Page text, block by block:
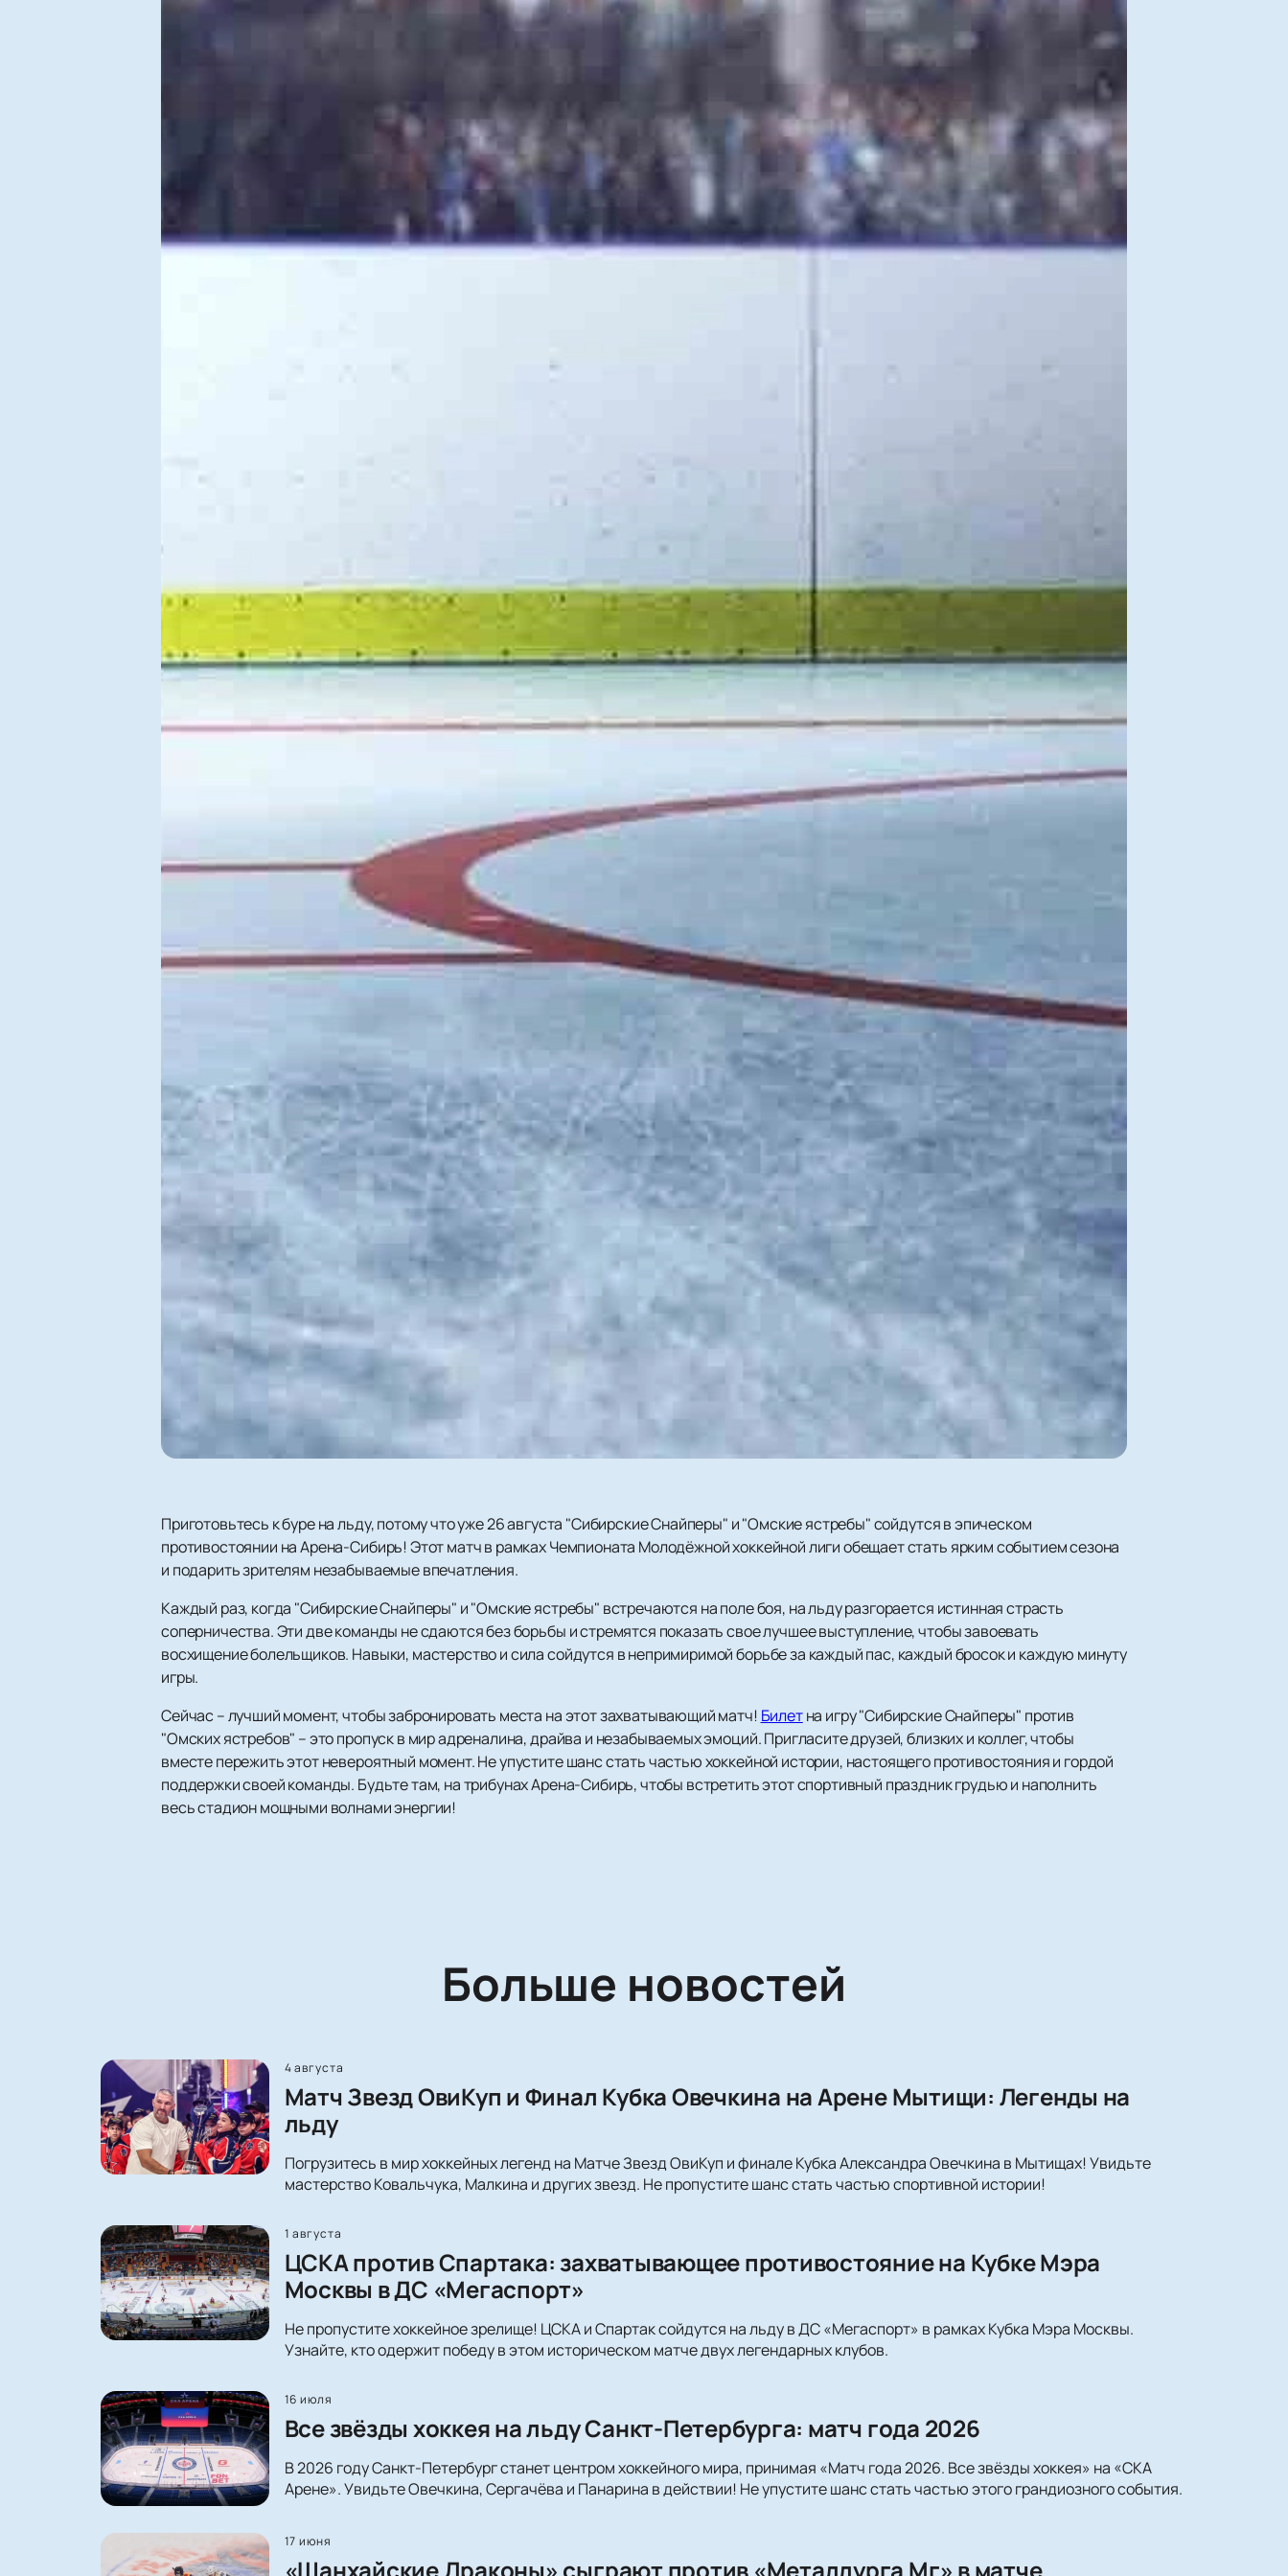
Приготовьтесь к буре на льду, потому что уже 26 августа "Сибирские Снайперы" и "Омские ястребы" сойдутся в эпическом
противостоянии на Арена-Сибирь! Этот матч в рамках Чемпионата Молодёжной хоккейной лиги обещает стать ярким событием сезона
и подарить зрителям незабываемые впечатления.
Каждый раз, когда "Сибирские Снайперы" и "Омские ястребы" встречаются на поле боя, на льду разгорается истинная страсть
соперничества. Эти две команды не сдаются без борьбы и стремятся показать свое лучшее выступление, чтобы завоевать
восхищение болельщиков. Навыки, мастерство и сила сойдутся в непримиримой борьбе за каждый пас, каждый бросок и каждую минуту
игры.
Сейчас – лучший момент, чтобы забронировать места на этот захватывающий матч! Билетна игру "Сибирские Снайперы" против
"Омских ястребов" – это пропуск в мир адреналина, драйва и незабываемых эмоций. Пригласите друзей, близких и коллег, чтобы
вместе пережить этот невероятный момент. Не упустите шанс стать частью хоккейной истории, настоящего противостояния и гордой
поддержки своей команды. Будьте там, на трибунах Арена-Сибирь, чтобы встретить этот спортивный праздник грудью и наполнить
весь стадион мощными волнами энергии!
Больше новостей
4 августа
Матч Звезд ОвиКуп и Финал Кубка Овечкина на Арене Мытищи: Легенды на
льду
Погрузитесь в мир хоккейных легенд на Матче Звезд ОвиКуп и финале Кубка Александра Овечкина в Мытищах! Увидьте
мастерство Ковальчука, Малкина и других звезд. Не пропустите шанс стать частью спортивной истории!
1 августа
ЦСКА против Спартака: захватывающее противостояние на Кубке Мэра
Москвы в ДС «Мегаспорт»
Не пропустите хоккейное зрелище! ЦСКА и Спартак сойдутся на льду в ДС «Мегаспорт» в рамках Кубка Мэра Москвы.
Узнайте, кто одержит победу в этом историческом матче двух легендарных клубов.
16 июля
Все звёзды хоккея на льду Санкт-Петербурга: матч года 2026
В 2026 году Санкт-Петербург станет центром хоккейного мира, принимая «Матч года 2026. Все звёзды хоккея» на «СКА
Арене». Увидьте Овечкина, Сергачёва и Панарина в действии! Не упустите шанс стать частью этого грандиозного события.
17 июня
«Шанхайские Драконы» сыграют против «Металлурга Мг» в матче